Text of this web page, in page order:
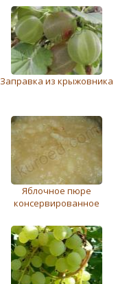
Заправка из крыжовника
Яблочное пюре
консервированное